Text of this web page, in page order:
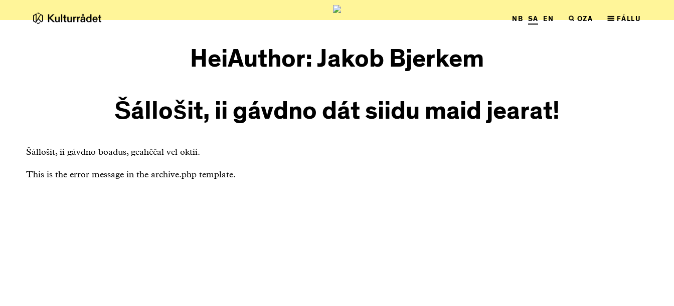
NB SA EN FÁLLU
OZA
HeiAuthor:Jakob Bjerkem
Šállošit, ii gávdno dát siidu maid jearat!
Šállošit, ii gávdno boađus, geahččal vel oktii.
This is the error message in the archive.php template.